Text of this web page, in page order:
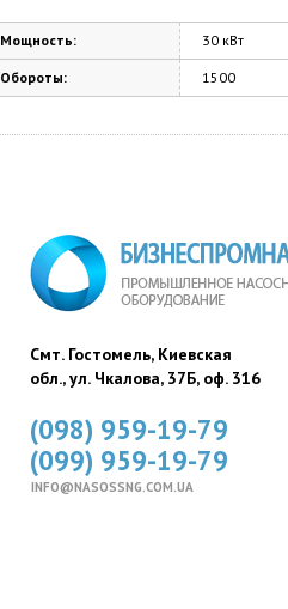
Мощность: 30 кВт
Обороты: 1500
Смт. Гостомель, Киевская
обл., ул. Чкалова, 37Б, оф. 316
(098) 959-19-79
(099) 959-19-79
INFO@NASOSSNG.COM.UA